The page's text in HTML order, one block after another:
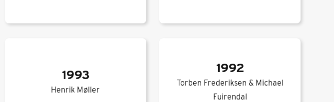
1993
Henrik Møller
1992
Torben Frederiksen & Michael
Fuirendal